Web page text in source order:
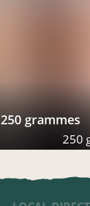
grammes
250